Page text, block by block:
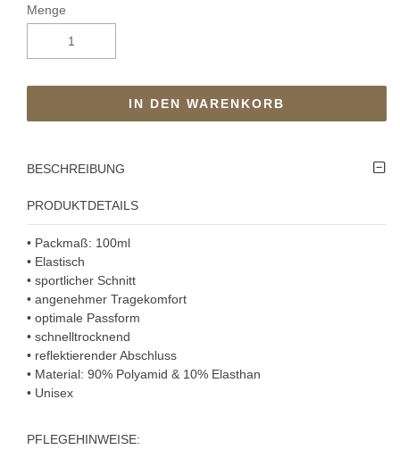
Menge
IN DEN WARENKORB
BESCHREIBUNG
PRODUKTDETAILS
• Packmaß: 100ml
• Elastisch
• sportlicher Schnitt
• angenehmer Tragekomfort
• optimale Passform
• schnelltrocknend
• reflektierender Abschluss
• Material: 90% Polyamid & 10% Elasthan
• Unisex
PFLEGEHINWEISE: